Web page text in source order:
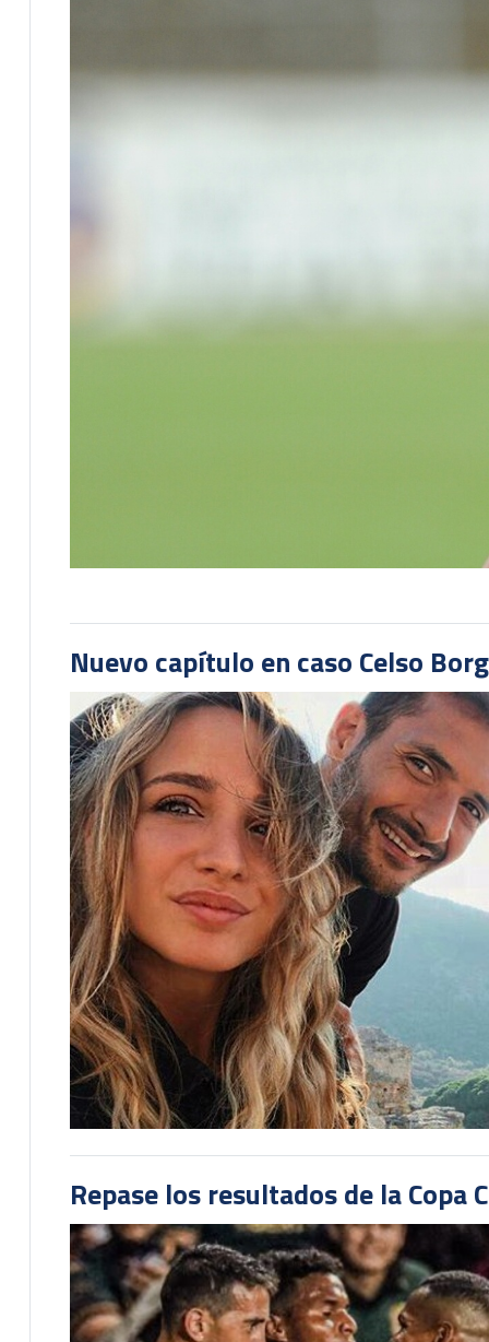
Nuevo capítulo en caso Celso
Repase los resultados de la Copa